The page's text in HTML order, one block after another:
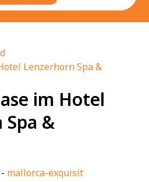
Lenzerhorn Spa &
im Hotel
&
- mallorca-exquisit